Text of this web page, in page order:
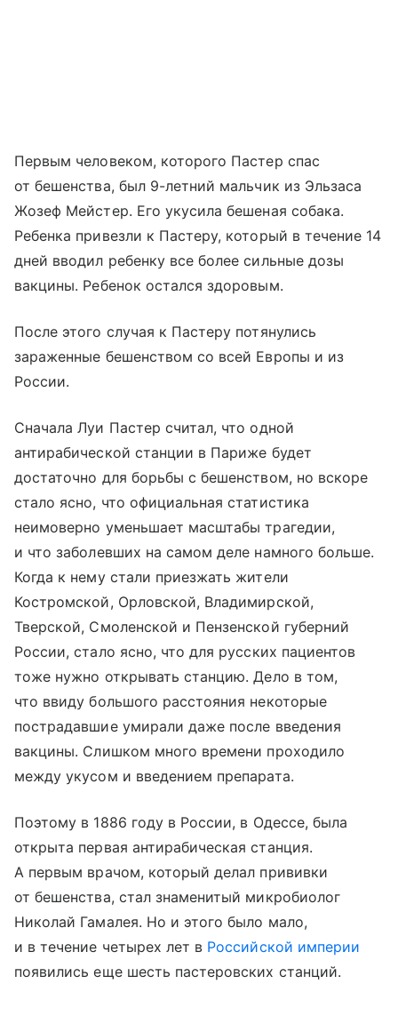
Первым человеком, которого Пастер спас
от бешенства, был 9-летний мальчик из Эльзаса
Жозеф Мейстер. Его укусила бешеная собака.
Ребенка привезли к Пастеру, который в течение 14
дней вводил ребенку все более сильные дозы
вакцины. Ребенок остался здоровым.
После этого случая к Пастеру потянулись
зараженные бешенством со всей Европы и из
России.
Сначала Луи Пастер считал, что одной
антирабической станции в Париже будет
достаточно для борьбы с бешенством, но вскоре
стало ясно, что официальная статистика
неимоверно уменьшает масштабы трагедии,
и что заболевших на самом деле намного больше.
Когда к нему стали приезжать жители
Костромской, Орловской, Владимирской,
Тверской, Смоленской и Пензенской губерний
России, стало ясно, что для русских пациентов
тоже нужно открывать станцию. Дело в том,
что ввиду большого расстояния некоторые
пострадавшие умирали даже после введения
вакцины. Слишком много времени проходило
между укусом и введением препарата.
Поэтому в 1886 году в России, в Одессе, была
открыта первая антирабическая станция.
А первым врачом, который делал прививки
от бешенства, стал знаменитый микробиолог
Николай Гамалея. Но и этого было мало,
и в течение четырех лет в Российской империи
появились еще шесть пастеровских станций.